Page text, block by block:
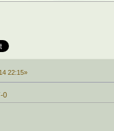
22:15»